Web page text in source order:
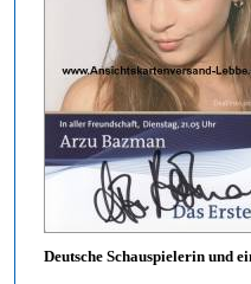
Deutsche Schauspielerin und